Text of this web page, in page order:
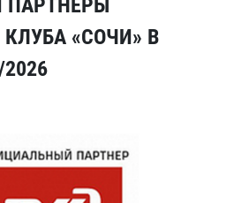
ПАРТНЕРЫ
«СОЧИ» В